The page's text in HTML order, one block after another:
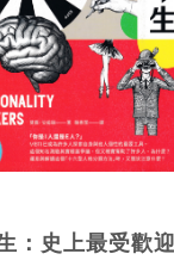
：史上最受歡